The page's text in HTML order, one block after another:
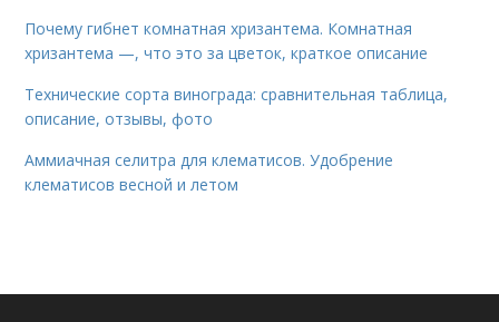
Почему гибнет комнатная хризантема. Комнатная
хризантема —, что это за цветок, краткое описание
Технические сорта винограда: сравнительная таблица,
описание, отзывы, фото
Аммиачная селитра для клематисов. Удобрение
клематисов весной и летом